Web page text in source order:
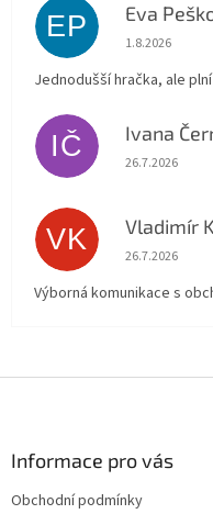
EP Eva
Hodnocení
1.8.2026
Jednodušší hračka, ale
IČ Ivana
Hodnocení
26.7.2026
VK Vladimír
Hodnocení
26.7.2026
Výborná komunikace s
Informace pro vás
Obchodní podmínky